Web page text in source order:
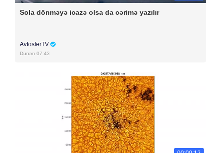
Sola dönməyə icazə olsa da cərimə yazılır
AvtosferTV
Dünən 07:43